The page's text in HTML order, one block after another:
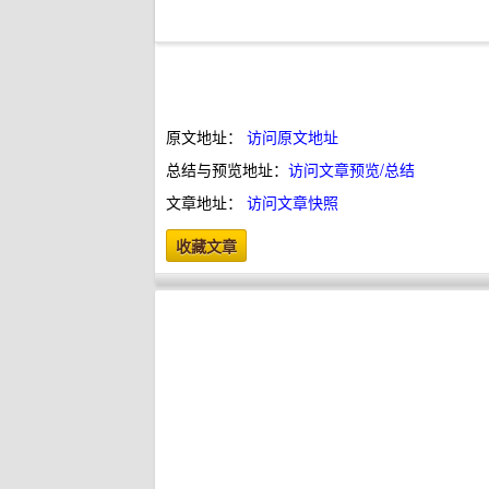
原文地址： 访问原文地址
总结与预览地址： 访问文章预览/总结
文章地址： 访问文章快照